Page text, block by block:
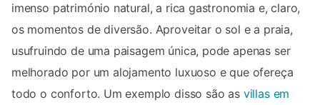
imenso património natural, a rica gastronomia e, claro,
os momentos de diversão. Aproveitar o sol e a praia,
usufruindo de uma paisagem única, pode apenas ser
melhorado por um alojamento luxuoso e que ofereça
todo o conforto. Um exemplo disso são as villas em